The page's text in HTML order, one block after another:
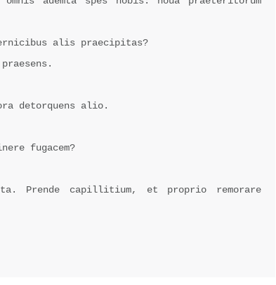
alis praecipitas?
detorquens alio.
fugacem?
Prende capillitium, et proprio remorare